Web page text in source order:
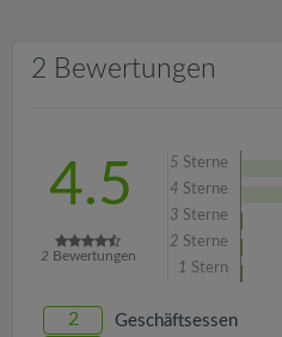
2 Bewertungen
4.5
2 Bewertungen
5 Sterne
4 Sterne
3 Sterne
2 Sterne
1 Stern
2 Geschäftsessen